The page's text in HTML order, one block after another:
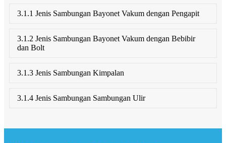
3.1.1 Jenis Sambungan Bayonet Vakum dengan Pengapit
3.1.2 Jenis Sambungan Bayonet Vakum dengan Bebibir
dan Bolt
3.1.3 Jenis Sambungan Kimpalan
3.1.4 Jenis Sambungan Sambungan Ulir